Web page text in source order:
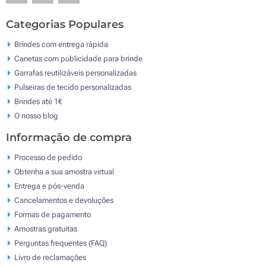
Categorias Populares
Brindes com entrega rápida
Canetas com publicidade para brinde
Garrafas reutilizáveis personalizadas
Pulseiras de tecido personalizadas
Brindes até 1€
O nosso blog
Informação de compra
Processo de pedido
Obtenha a sua amostra virtual
Entrega e pós-venda
Cancelamentos e devoluções
Formas de pagamento
Amostras gratuitas
Perguntas frequentes (FAQ)
Livro de reclamaçōes